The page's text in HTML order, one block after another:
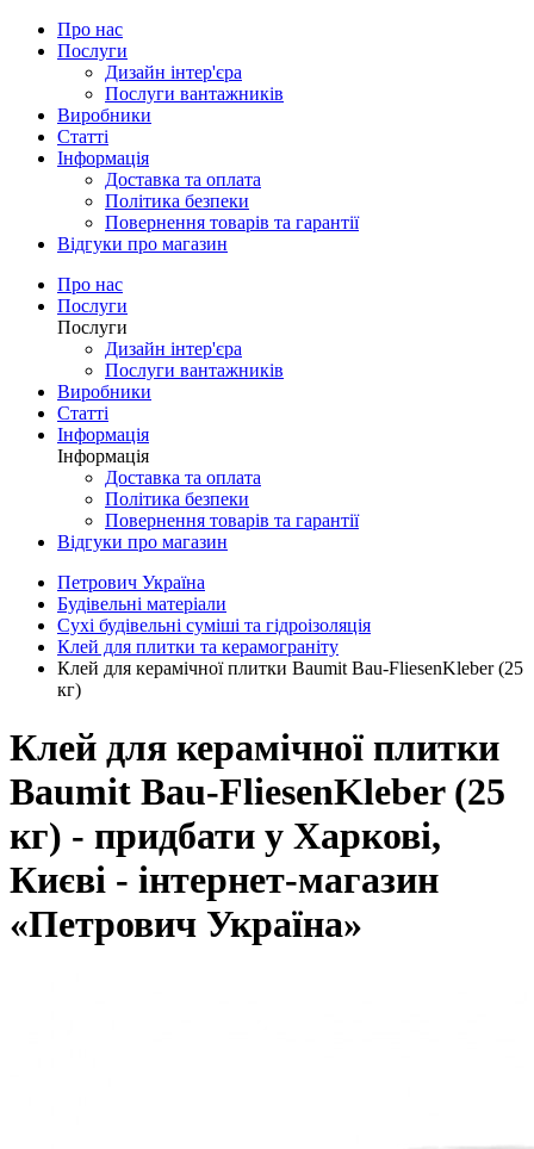
Про нас
Послуги
Дизайн інтер'єра
Послуги вантажників
Виробники
Статті
Інформація
Доставка та оплата
Політика безпеки
Повернення товарів та гарантії
Відгуки про магазин
Про нас
Послуги
Послуги
Дизайн інтер'єра
Послуги вантажників
Виробники
Статті
Інформація
Інформація
Доставка та оплата
Політика безпеки
Повернення товарів та гарантії
Відгуки про магазин
Петрович Україна
Будівельні матеріали
Сухі будівельні суміші та гідроізоляція
Клей для плитки та керамограніту
Клей для керамічної плитки Baumit Bau-FliesenKleber (25
кг)
Клей для керамічної плитки
Baumit Bau-FliesenKleber (25
кг) - придбати у Харкові,
Києві - інтернет-магазин
«Петрович Україна»